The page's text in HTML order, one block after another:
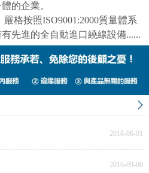
的企業。
格按照ISO9001:2000質量體系
先進的全自動進口繞線設備......
2018-06-01
2016-09-06